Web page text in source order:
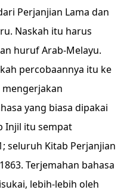
Perjanjian Lama dan
Naskah itu harus
huruf Arab-Melayu.
percobaannya itu ke
yang biasa dipakai
Injil itu sempat
seluruh Kitab Perjanjian
Terjemahan bahasa
lebih-lebih oleh